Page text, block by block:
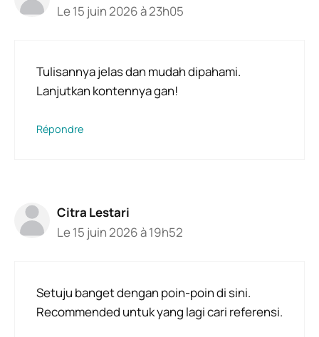
Le 15 juin 2026 à 23h05
Tulisannya jelas dan mudah dipahami.
Lanjutkan kontennya gan!
Répondre
Citra Lestari
Le 15 juin 2026 à 19h52
Setuju banget dengan poin-poin di sini.
Recommended untuk yang lagi cari referensi.